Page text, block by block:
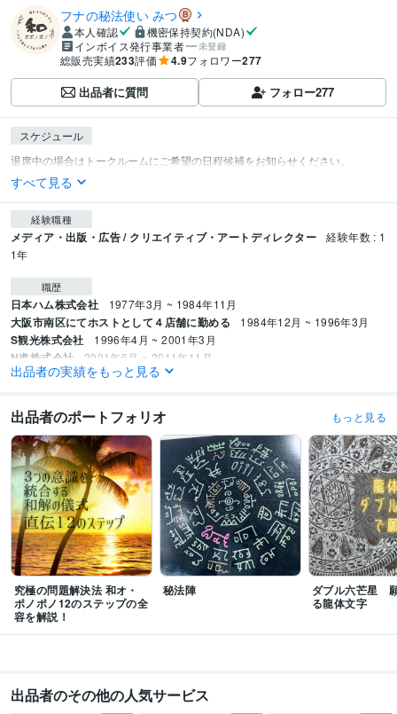
フナの秘法使い みつ
本人確認
機密保持契約(NDA)
インボイス発行事業者
未登録
総販売実績233評価 4.9フォロワー277
出品者に質問 フォロー277
スケジュール
すべて見る
経験職種
メディア・出版・広告 / クリエイティブ・アートディレクター
経験年数 : 1
1年
職歴
日本ハム株式会社 1977年3月 ~ 1984年11月
大阪市南区にてホストとして４店舗に勤める 1984年12月 ~ 1996年3月
S観光株式会社 1996年4月 ~ 2001年3月
N進株式会社 2001年6月 ~ 2011年11月
株式会社 S 2012年6月 ~ 2019年4月
特別養護老人ホーム N 2023年11月 ~ 2025年4月
得意分野
悩み相談・カウンセリング 人間関係・問題解決・唯一無二の手法 癒し／
父音伝導者/龍体文字アーティスト
願望実現 仕事 恋愛 問題解決 お金 病気 ヒーリング
悩み相談
心の悩み
スピリチュアル
出品者の実績をもっと見る
出品者のポートフォリオ もっと見る
究極の問題解決法 和オ・
ポノポノ12のステップの全
容を解説！
秘法陣
ダブル六芒星
る龍体文字
出品者のその他の人気サービス